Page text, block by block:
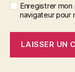
Enregistrer
navigateur pour